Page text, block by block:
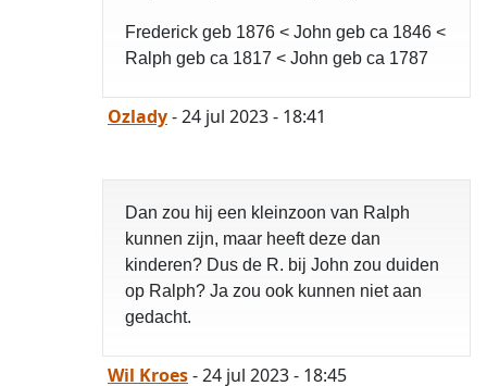
Frederick geb 1876 < John geb ca 1846 <
Ralph geb ca 1817 < John geb ca 1787
Ozlady- 24 jul 2023 - 18:41
Dan zou hij een kleinzoon van Ralph
kunnen zijn, maar heeft deze dan
kinderen? Dus de R. bij John zou duiden
op Ralph? Ja zou ook kunnen niet aan
gedacht.
Wil Kroes- 24 jul 2023 - 18:45